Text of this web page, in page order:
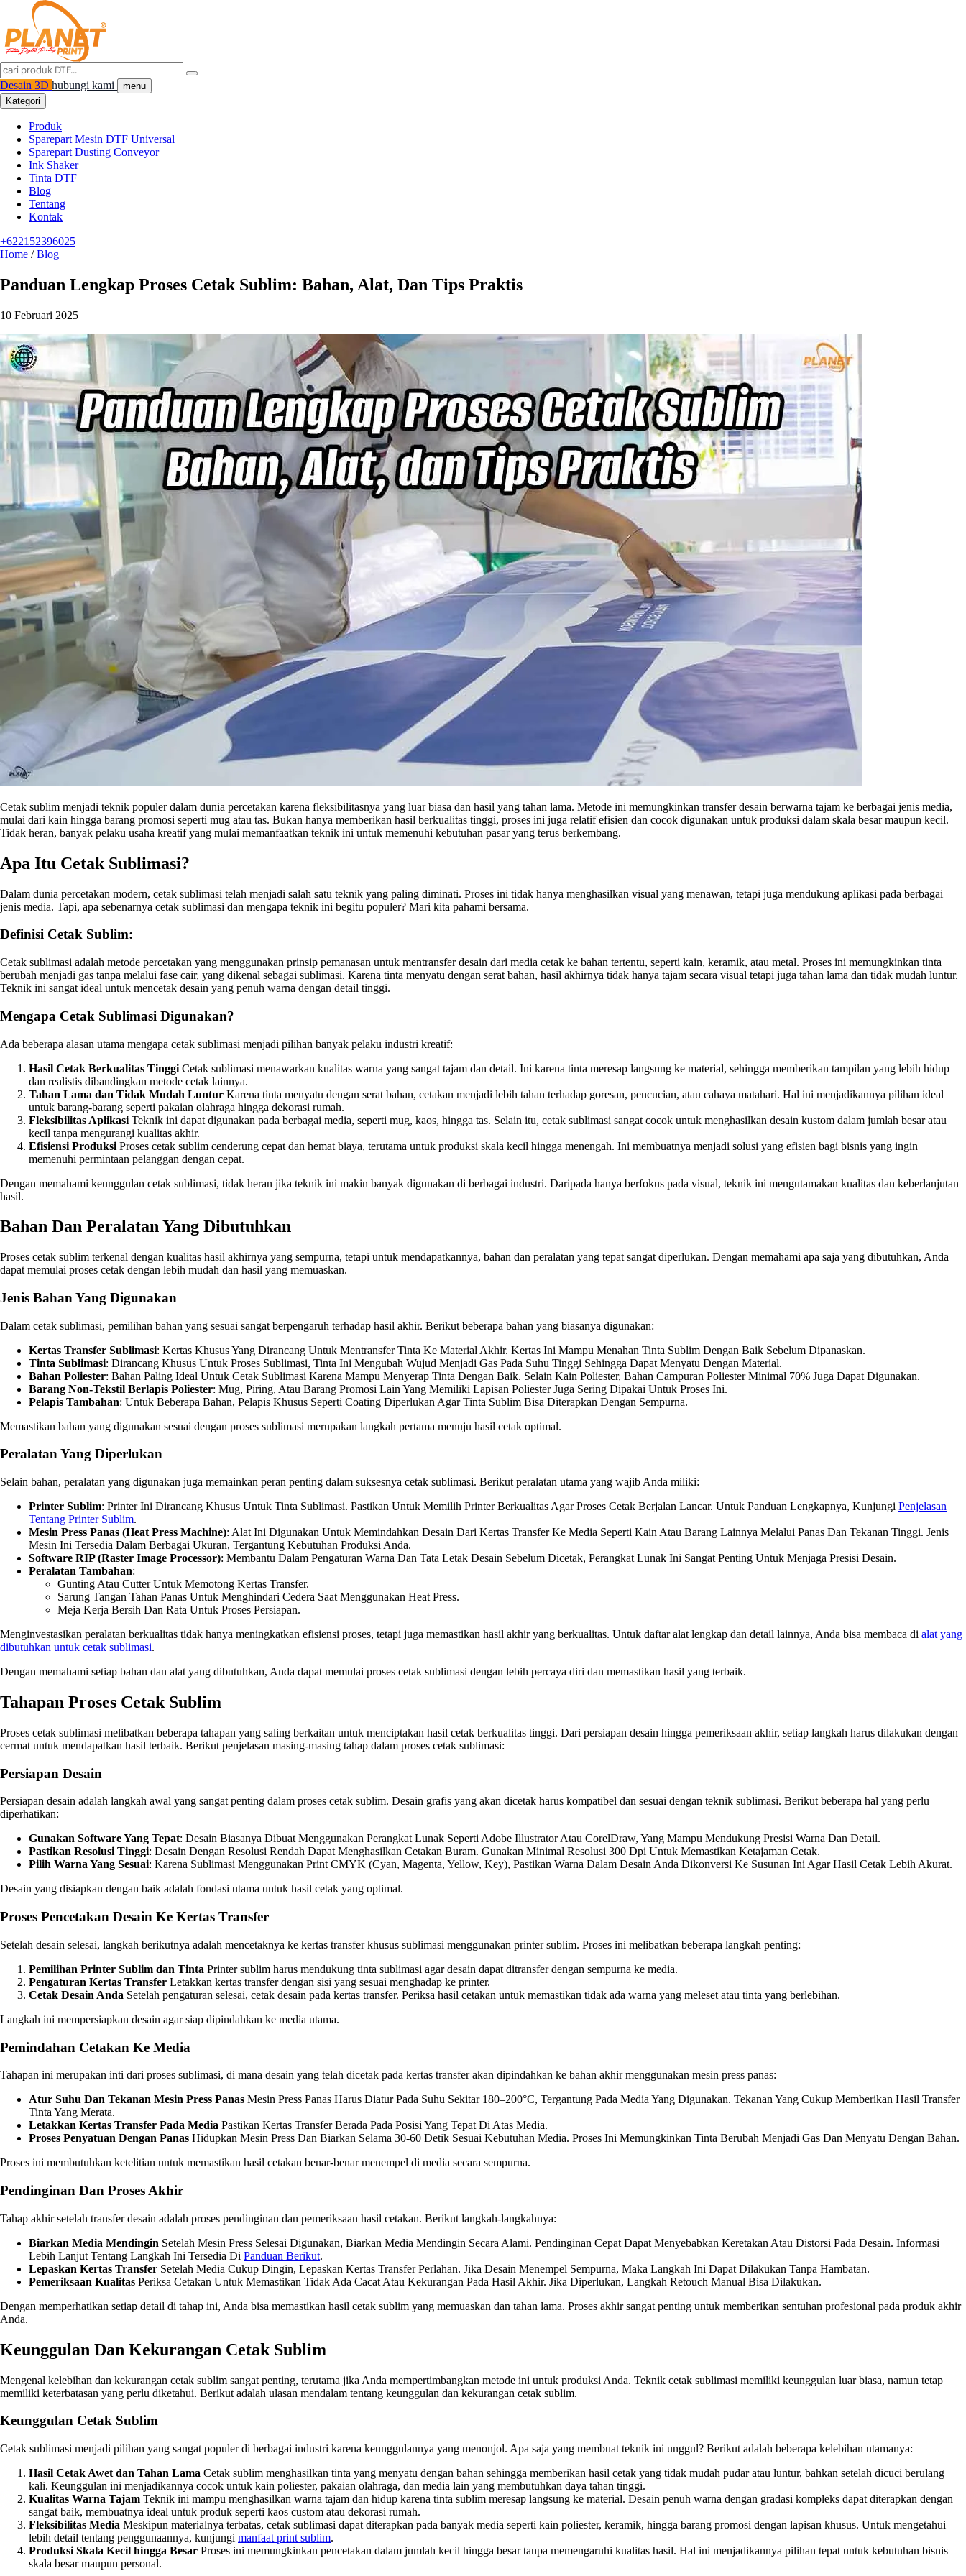
Desain 3D hubungi kami
menu
Kategori
Produk
Sparepart Mesin DTF Universal
Sparepart Dusting Conveyor
Ink Shaker
Tinta DTF
Blog
Tentang
Kontak
+622152396025
Home /Blog
Panduan Lengkap Proses Cetak Sublim: Bahan, Alat, Dan Tips Praktis
10 Februari 2025
Cetak sublim menjadi teknik populer dalam dunia percetakan karena fleksibilitasnya yang luar biasa dan hasil yang tahan lama. Metode ini memungkinkan transfer desain berwarna tajam ke berbagai jenis media,
mulai dari kain hingga barang promosi seperti mug atau tas. Bukan hanya memberikan hasil berkualitas tinggi, proses ini juga relatif efisien dan cocok digunakan untuk produksi dalam skala besar maupun kecil.
Tidak heran, banyak pelaku usaha kreatif yang mulai memanfaatkan teknik ini untuk memenuhi kebutuhan pasar yang terus berkembang.
Apa Itu Cetak Sublimasi?
Dalam dunia percetakan modern, cetak sublimasi telah menjadi salah satu teknik yang paling diminati. Proses ini tidak hanya menghasilkan visual yang menawan, tetapi juga mendukung aplikasi pada berbagai
jenis media. Tapi, apa sebenarnya cetak sublimasi dan mengapa teknik ini begitu populer? Mari kita pahami bersama.
Definisi Cetak Sublim:
Cetak sublimasi adalah metode percetakan yang menggunakan prinsip pemanasan untuk mentransfer desain dari media cetak ke bahan tertentu, seperti kain, keramik, atau metal. Proses ini memungkinkan tinta
berubah menjadi gas tanpa melalui fase cair, yang dikenal sebagai sublimasi. Karena tinta menyatu dengan serat bahan, hasil akhirnya tidak hanya tajam secara visual tetapi juga tahan lama dan tidak mudah luntur.
Teknik ini sangat ideal untuk mencetak desain yang penuh warna dengan detail tinggi.
Mengapa Cetak Sublimasi Digunakan?
Ada beberapa alasan utama mengapa cetak sublimasi menjadi pilihan banyak pelaku industri kreatif:
Hasil Cetak Berkualitas Tinggi Cetak sublimasi menawarkan kualitas warna yang sangat tajam dan detail. Ini karena tinta meresap langsung ke material, sehingga memberikan tampilan yang lebih hidup
dan realistis dibandingkan metode cetak lainnya.
Tahan Lama dan Tidak Mudah Luntur Karena tinta menyatu dengan serat bahan, cetakan menjadi lebih tahan terhadap goresan, pencucian, atau cahaya matahari. Hal ini menjadikannya pilihan ideal
untuk barang-barang seperti pakaian olahraga hingga dekorasi rumah.
Fleksibilitas Aplikasi Teknik ini dapat digunakan pada berbagai media, seperti mug, kaos, hingga tas. Selain itu, cetak sublimasi sangat cocok untuk menghasilkan desain kustom dalam jumlah besar atau
kecil tanpa mengurangi kualitas akhir.
Efisiensi Produksi Proses cetak sublim cenderung cepat dan hemat biaya, terutama untuk produksi skala kecil hingga menengah. Ini membuatnya menjadi solusi yang efisien bagi bisnis yang ingin
memenuhi permintaan pelanggan dengan cepat.
Dengan memahami keunggulan cetak sublimasi, tidak heran jika teknik ini makin banyak digunakan di berbagai industri. Daripada hanya berfokus pada visual, teknik ini mengutamakan kualitas dan keberlanjutan
hasil.
Bahan Dan Peralatan Yang Dibutuhkan
Proses cetak sublim terkenal dengan kualitas hasil akhirnya yang sempurna, tetapi untuk mendapatkannya, bahan dan peralatan yang tepat sangat diperlukan. Dengan memahami apa saja yang dibutuhkan, Anda
dapat memulai proses cetak dengan lebih mudah dan hasil yang memuaskan.
Jenis Bahan Yang Digunakan
Dalam cetak sublimasi, pemilihan bahan yang sesuai sangat berpengaruh terhadap hasil akhir. Berikut beberapa bahan yang biasanya digunakan:
Kertas Transfer Sublimasi: Kertas Khusus Yang Dirancang Untuk Mentransfer Tinta Ke Material Akhir. Kertas Ini Mampu Menahan Tinta Sublim Dengan Baik Sebelum Dipanaskan.
Tinta Sublimasi: Dirancang Khusus Untuk Proses Sublimasi, Tinta Ini Mengubah Wujud Menjadi Gas Pada Suhu Tinggi Sehingga Dapat Menyatu Dengan Material.
Bahan Poliester: Bahan Paling Ideal Untuk Cetak Sublimasi Karena Mampu Menyerap Tinta Dengan Baik. Selain Kain Poliester, Bahan Campuran Poliester Minimal 70% Juga Dapat Digunakan.
Barang Non-Tekstil Berlapis Poliester: Mug, Piring, Atau Barang Promosi Lain Yang Memiliki Lapisan Poliester Juga Sering Dipakai Untuk Proses Ini.
Pelapis Tambahan: Untuk Beberapa Bahan, Pelapis Khusus Seperti Coating Diperlukan Agar Tinta Sublim Bisa Diterapkan Dengan Sempurna.
Memastikan bahan yang digunakan sesuai dengan proses sublimasi merupakan langkah pertama menuju hasil cetak optimal.
Peralatan Yang Diperlukan
Selain bahan, peralatan yang digunakan juga memainkan peran penting dalam suksesnya cetak sublimasi. Berikut peralatan utama yang wajib Anda miliki:
Printer Sublim: Printer Ini Dirancang Khusus Untuk Tinta Sublimasi. Pastikan Untuk Memilih Printer Berkualitas Agar Proses Cetak Berjalan Lancar. Untuk Panduan Lengkapnya, Kunjungi Penjelasan
Tentang Printer Sublim.
Mesin Press Panas (Heat Press Machine): Alat Ini Digunakan Untuk Memindahkan Desain Dari Kertas Transfer Ke Media Seperti Kain Atau Barang Lainnya Melalui Panas Dan Tekanan Tinggi. Jenis
Mesin Ini Tersedia Dalam Berbagai Ukuran, Tergantung Kebutuhan Produksi Anda.
Software RIP (Raster Image Processor): Membantu Dalam Pengaturan Warna Dan Tata Letak Desain Sebelum Dicetak, Perangkat Lunak Ini Sangat Penting Untuk Menjaga Presisi Desain.
Peralatan Tambahan:
Gunting Atau Cutter Untuk Memotong Kertas Transfer.
Sarung Tangan Tahan Panas Untuk Menghindari Cedera Saat Menggunakan Heat Press.
Meja Kerja Bersih Dan Rata Untuk Proses Persiapan.
Menginvestasikan peralatan berkualitas tidak hanya meningkatkan efisiensi proses, tetapi juga memastikan hasil akhir yang berkualitas. Untuk daftar alat lengkap dan detail lainnya, Anda bisa membaca di alat yang
dibutuhkan untuk cetak sublimasi.
Dengan memahami setiap bahan dan alat yang dibutuhkan, Anda dapat memulai proses cetak sublimasi dengan lebih percaya diri dan memastikan hasil yang terbaik.
Tahapan Proses Cetak Sublim
Proses cetak sublimasi melibatkan beberapa tahapan yang saling berkaitan untuk menciptakan hasil cetak berkualitas tinggi. Dari persiapan desain hingga pemeriksaan akhir, setiap langkah harus dilakukan dengan
cermat untuk mendapatkan hasil terbaik. Berikut penjelasan masing-masing tahap dalam proses cetak sublimasi:
Persiapan Desain
Persiapan desain adalah langkah awal yang sangat penting dalam proses cetak sublim. Desain grafis yang akan dicetak harus kompatibel dan sesuai dengan teknik sublimasi. Berikut beberapa hal yang perlu
diperhatikan:
Gunakan Software Yang Tepat: Desain Biasanya Dibuat Menggunakan Perangkat Lunak Seperti Adobe Illustrator Atau CorelDraw, Yang Mampu Mendukung Presisi Warna Dan Detail.
Pastikan Resolusi Tinggi: Desain Dengan Resolusi Rendah Dapat Menghasilkan Cetakan Buram. Gunakan Minimal Resolusi 300 Dpi Untuk Memastikan Ketajaman Cetak.
Pilih Warna Yang Sesuai: Karena Sublimasi Menggunakan Print CMYK (Cyan, Magenta, Yellow, Key), Pastikan Warna Dalam Desain Anda Dikonversi Ke Susunan Ini Agar Hasil Cetak Lebih Akurat.
Desain yang disiapkan dengan baik adalah fondasi utama untuk hasil cetak yang optimal.
Proses Pencetakan Desain Ke Kertas Transfer
Setelah desain selesai, langkah berikutnya adalah mencetaknya ke kertas transfer khusus sublimasi menggunakan printer sublim. Proses ini melibatkan beberapa langkah penting:
Pemilihan Printer Sublim dan Tinta Printer sublim harus mendukung tinta sublimasi agar desain dapat ditransfer dengan sempurna ke media.
Pengaturan Kertas Transfer Letakkan kertas transfer dengan sisi yang sesuai menghadap ke printer.
Cetak Desain Anda Setelah pengaturan selesai, cetak desain pada kertas transfer. Periksa hasil cetakan untuk memastikan tidak ada warna yang meleset atau tinta yang berlebihan.
Langkah ini mempersiapkan desain agar siap dipindahkan ke media utama.
Pemindahan Cetakan Ke Media
Tahapan ini merupakan inti dari proses sublimasi, di mana desain yang telah dicetak pada kertas transfer akan dipindahkan ke bahan akhir menggunakan mesin press panas:
Atur Suhu Dan Tekanan Mesin Press Panas Mesin Press Panas Harus Diatur Pada Suhu Sekitar 180–200°C, Tergantung Pada Media Yang Digunakan. Tekanan Yang Cukup Memberikan Hasil Transfer
Tinta Yang Merata.
Letakkan Kertas Transfer Pada Media Pastikan Kertas Transfer Berada Pada Posisi Yang Tepat Di Atas Media.
Proses Penyatuan Dengan Panas Hidupkan Mesin Press Dan Biarkan Selama 30-60 Detik Sesuai Kebutuhan Media. Proses Ini Memungkinkan Tinta Berubah Menjadi Gas Dan Menyatu Dengan Bahan.
Proses ini membutuhkan ketelitian untuk memastikan hasil cetakan benar-benar menempel di media secara sempurna.
Pendinginan Dan Proses Akhir
Tahap akhir setelah transfer desain adalah proses pendinginan dan pemeriksaan hasil cetakan. Berikut langkah-langkahnya:
Biarkan Media Mendingin Setelah Mesin Press Selesai Digunakan, Biarkan Media Mendingin Secara Alami. Pendinginan Cepat Dapat Menyebabkan Keretakan Atau Distorsi Pada Desain. Informasi
Lebih Lanjut Tentang Langkah Ini Tersedia Di Panduan Berikut.
Lepaskan Kertas Transfer Setelah Media Cukup Dingin, Lepaskan Kertas Transfer Perlahan. Jika Desain Menempel Sempurna, Maka Langkah Ini Dapat Dilakukan Tanpa Hambatan.
Pemeriksaan Kualitas Periksa Cetakan Untuk Memastikan Tidak Ada Cacat Atau Kekurangan Pada Hasil Akhir. Jika Diperlukan, Langkah Retouch Manual Bisa Dilakukan.
Dengan memperhatikan setiap detail di tahap ini, Anda bisa memastikan hasil cetak sublim yang memuaskan dan tahan lama. Proses akhir sangat penting untuk memberikan sentuhan profesional pada produk akhir
Anda.
Keunggulan Dan Kekurangan Cetak Sublim
Mengenal kelebihan dan kekurangan cetak sublim sangat penting, terutama jika Anda mempertimbangkan metode ini untuk produksi Anda. Teknik cetak sublimasi memiliki keunggulan luar biasa, namun tetap
memiliki keterbatasan yang perlu diketahui. Berikut adalah ulasan mendalam tentang keunggulan dan kekurangan cetak sublim.
Keunggulan Cetak Sublim
Cetak sublimasi menjadi pilihan yang sangat populer di berbagai industri karena keunggulannya yang menonjol. Apa saja yang membuat teknik ini unggul? Berikut adalah beberapa kelebihan utamanya:
Hasil Cetak Awet dan Tahan Lama Cetak sublim menghasilkan tinta yang menyatu dengan bahan sehingga memberikan hasil cetak yang tidak mudah pudar atau luntur, bahkan setelah dicuci berulang
kali. Keunggulan ini menjadikannya cocok untuk kain poliester, pakaian olahraga, dan media lain yang membutuhkan daya tahan tinggi.
Kualitas Warna Tajam Teknik ini mampu menghasilkan warna tajam dan hidup karena tinta sublim meresap langsung ke material. Desain penuh warna dengan gradasi kompleks dapat diterapkan dengan
sangat baik, membuatnya ideal untuk produk seperti kaos custom atau dekorasi rumah.
Fleksibilitas Media Meskipun materialnya terbatas, cetak sublimasi dapat diterapkan pada banyak media seperti kain poliester, keramik, hingga barang promosi dengan lapisan khusus. Untuk mengetahui
lebih detail tentang penggunaannya, kunjungi manfaat print sublim.
Produksi Skala Kecil hingga Besar Proses ini memungkinkan pencetakan dalam jumlah kecil hingga besar tanpa memengaruhi kualitas hasil. Hal ini menjadikannya pilihan tepat untuk kebutuhan bisnis
skala besar maupun personal.